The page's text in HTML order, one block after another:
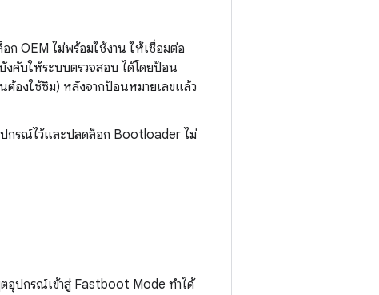
ก OEM ไม่พร้อมใช้งาน ให้เชื่อมต่อ
คับให้ระบบตรวจสอบ ได้โดยป้อน
องใช้ซิม) หลังจากป้อนหมายเลขแล้ว
ปกรณ์ไว้และปลดล็อก Bootloader ไม่
ปกรณ์เข้าสู่ Fastboot Mode ทำได้